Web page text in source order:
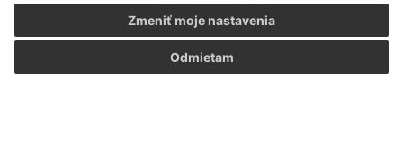
Odmietam
Zmeniť moje nastavenia
Mobilná aplikácia